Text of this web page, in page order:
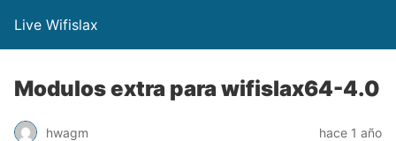
Live Wifislax
Modulos extra para wifislax64-4.0
hwagm hace 1 año